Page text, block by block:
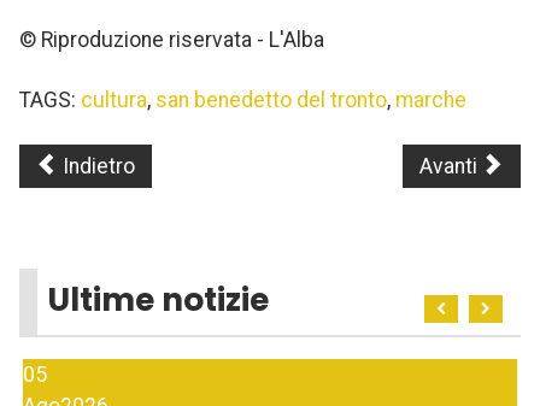
© Riproduzione riservata - L'Alba
TAGS: cultura, san benedetto del tronto, marche
Indietro Avanti
Ultime notizie
05